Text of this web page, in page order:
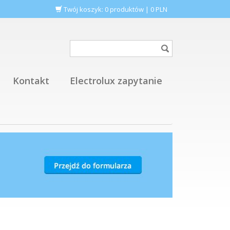
Twój koszyk: 0 produktów | 0 PLN
Kontakt Electrolux zapytanie